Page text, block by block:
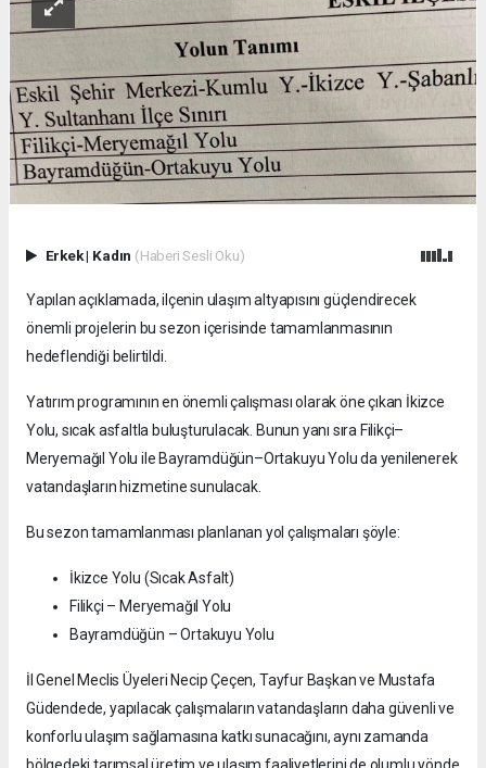
Erkek| Kadın (Haberi Sesli Oku)
Yapılan açıklamada, ilçenin ulaşım altyapısını güçlendirecek
önemli projelerin bu sezon içerisinde tamamlanmasının
hedeflendiği belirtildi.
Yatırım programının en önemli çalışması olarak öne çıkan İkizce
Yolu, sıcak asfaltla buluşturulacak. Bunun yanı sıra Filikçi–
Meryemağıl Yolu ile Bayramdüğün–Ortakuyu Yolu da yenilenerek
vatandaşların hizmetine sunulacak.
Bu sezon tamamlanması planlanan yol çalışmaları şöyle:
İkizce Yolu (Sıcak Asfalt)
Filikçi – Meryemağıl Yolu
Bayramdüğün – Ortakuyu Yolu
İl Genel Meclis Üyeleri Necip Çeçen, Tayfur Başkan ve Mustafa
Güdendede, yapılacak çalışmaların vatandaşların daha güvenli ve
konforlu ulaşım sağlamasına katkı sunacağını, aynı zamanda